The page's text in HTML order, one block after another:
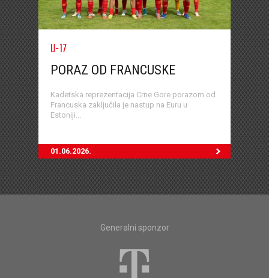
U-17
PORAZ OD FRANCUSKE
Kadetska reprezentacija Crne Gore porazom od
Francuska zaključila je nastup na Euru u
Estoniji...
01.06.2026.
Generalni sponzor